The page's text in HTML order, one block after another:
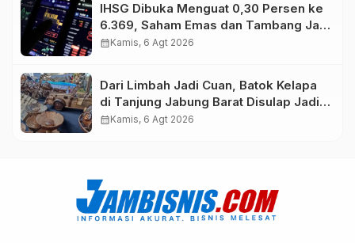
IHSG Dibuka Menguat 0,30 Persen ke
6.369, Saham Emas dan Tambang Jadi
Penggerak
calendar_monthKamis, 6 Agt 2026
Dari Limbah Jadi Cuan, Batok Kelapa
di Tanjung Jabung Barat Disulap Jadi
Kerajinan Bernilai Tinggi
calendar_monthKamis, 6 Agt 2026